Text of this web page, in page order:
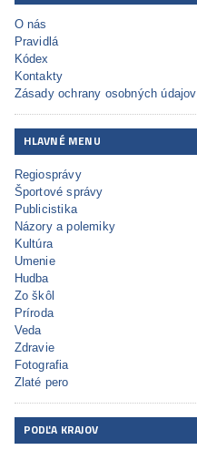
O nás
Pravidlá
Kódex
Kontakty
Zásady ochrany osobných údajov
HLAVNÉ MENU
Regiosprávy
Športové správy
Publicistika
Názory a polemiky
Kultúra
Umenie
Hudba
Zo škôl
Príroda
Veda
Zdravie
Fotografia
Zlaté pero
PODĽA KRAJOV